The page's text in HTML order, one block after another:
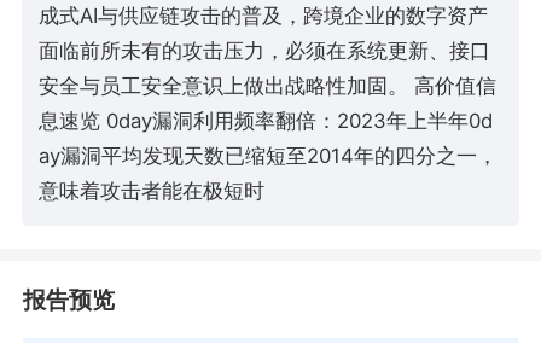
成式AI与供应链攻击的普及，跨境企业的数字资产
面临前所未有的攻击压力，必须在系统更新、接口
安全与员工安全意识上做出战略性加固。 高价值信
息速览 0day漏洞利用频率翻倍：2023年上半年0d
ay漏洞平均发现天数已缩短至2014年的四分之一，
意味着攻击者能在极短时
报告预览